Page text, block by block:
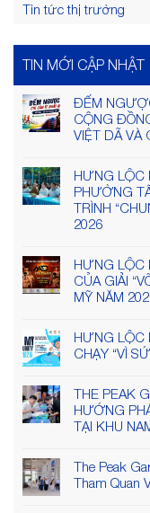
Tin tức thị trường
TIN MỚI CẬP NHẬT
ĐẾM
CỘNG
VIỆT DÃ VÀ
HƯNG LỘC
PHƯỜNG
TRÌNH
2026
HƯNG LỘC
CỦA GIẢI
MỸ NĂM
HƯNG LỘC
CHẠY “VÌ
THE PEAK
HƯỚNG
TẠI KHU
The Peak
Tham Quan